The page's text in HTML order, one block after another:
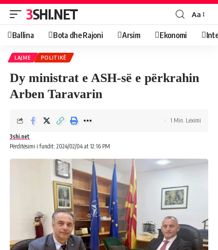
3SHI.NET Aa
Ballina Bota dhe Rajoni Arsim Ekonomi
LAJME POLITIKË
Dy ministrat e ASH-së e përkrahin
Arben Taravarin
Përditësimi i fundit: 2024/02/04 at 12:16 PM
3shi.net
1 Min. Leximi